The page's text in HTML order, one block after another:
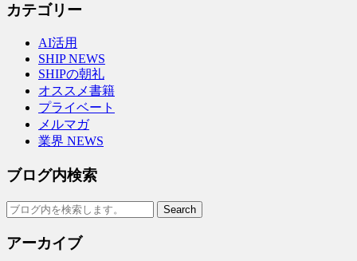
カテゴリー
AI活用
SHIP NEWS
SHIPの朝礼
オススメ書籍
プライベート
メルマガ
業界 NEWS
ブログ内検索
アーカイブ